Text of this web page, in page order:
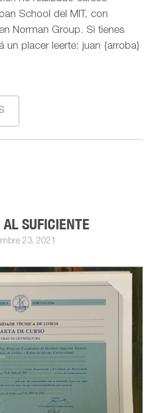
School del MIT, con
Norman Group. Si tienes
un placer leerte: juan {arroba}
SUFICIENTE
23, 2021